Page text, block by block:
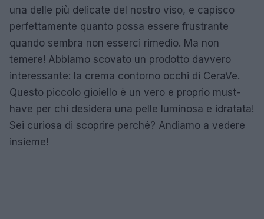
una delle più delicate del nostro viso, e capisco
perfettamente quanto possa essere frustrante
quando sembra non esserci rimedio. Ma non
temere! Abbiamo scovato un prodotto davvero
interessante: la crema contorno occhi di CeraVe.
Questo piccolo gioiello è un vero e proprio must-
have per chi desidera una pelle luminosa e idratata!
Sei curiosa di scoprire perché? Andiamo a vedere
insieme!